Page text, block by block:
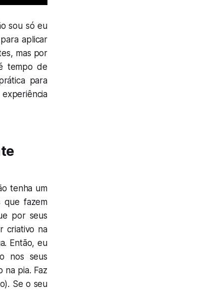
sou só eu
aplicar
mas por
tempo de
para
tenha um
que fazem
por seus
criativo na
Então, eu
nos seus
na pia. Faz
Se o seu